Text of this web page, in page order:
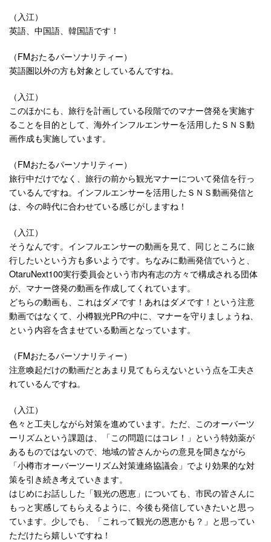
（入江）
英語、中国語、韓国語です！
（FMおたるパーソナリティー）
英語圏以外の方も対象としているんですね。
（入江）
このほかにも、旅行を計画している段階でのマナー啓発を実施す
ることを目的として、海外インフルエンサーを活用したＳＮＳ動
画作成も実施しています。
（FMおたるパーソナリティー）
旅行中だけでなく、旅行の前から観光マナーについて発信を行っ
ているんですね。インフルエンサーを活用したＳＮＳ動画発信と
は、今の時代に合わせている感じがしますね！
（入江）
そうなんです。インフルエンサーの動画を見て、同じところに旅
行したいという方も多いようです。ちなみに動画発信でいうと、
OtaruNext100実行委員会という市内有志の方々で構成される団体
が、マナー啓発の動画を作成してくれています。
どちらの動画も、これはダメです！あれはダメです！という注意
動画ではなくて、小樽観光PRの中に、マナーを守りましょうね、
という内容を含ませている動画となっています。
（FMおたるパーソナリティー）
注意喚起だけの動画だとあまり見てもらえないという点を工夫さ
れているんですね。
（入江）
色々と工夫しながら対策を進めています。ただ、このオーバーツ
ーリズムという課題は、「この問題にはコレ！」という特効薬が
あるものではないので、地域の皆さんからの意見を聞きながら
「小樽市オーバーツーリズム対策連絡協議会」でより効果的な対
策を引き続き考えていきます。
はじめにお話しした「観光の恩恵」についても、市民の皆さんに
もっと実感してもらえるように、今後も発信していきたいと思っ
ています。少しでも、「これって観光の恩恵かも？」と思ってい
ただけたら嬉しいですね！